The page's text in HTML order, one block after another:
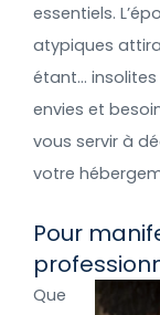
essentiels.
atypiques
étant… insolites
envies et
vous servir à
votre
Pour
Que